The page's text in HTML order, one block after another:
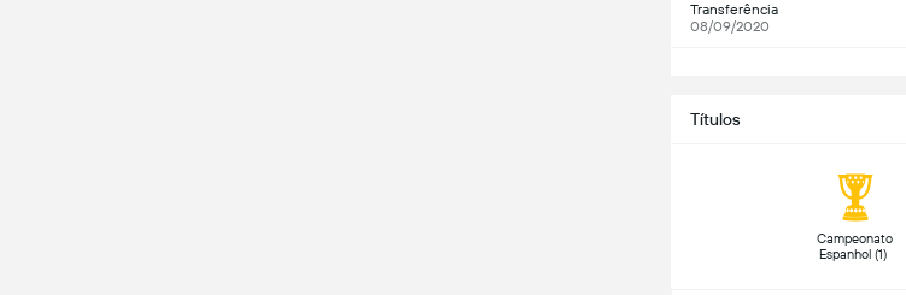
Transferência
08/09/2020
Títulos
Campeonato